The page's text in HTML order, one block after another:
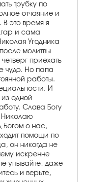
трубку по
отчаяние и
В это время я
и сама
Угодника
молитвы
приехать
чудо. Но папа
работы.
И
одной
Слава Богу
Николаю
Богом о нас,
помощи по
он никогда не
искренне
унывайте, даже
и верьте,